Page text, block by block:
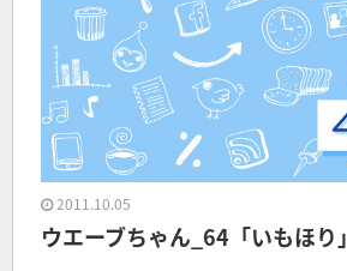
2011.10.05
ウエーブちゃん_64「いもほり」